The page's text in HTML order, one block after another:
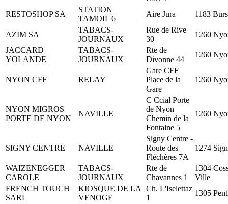
RESTOSHOP SA
STATION
TAMOIL 6
Aire Jura 1183
AZIM SA
TABACS-
JOURNAUX
Rue de Rive
30
1260
JACCARD
YOLANDE
TABACS-
JOURNAUX
Rte de
Divonne 44
1260
NYON CFF RELAY
Gare CFF
Place de la
Gare
1260
NYON MIGROS
PORTE DE NYON
NAVILLE
C Ccial Porte
de Nyon
Chemin de la
Fontaine 5
1260
SIGNY CENTRE NAVILLE
Signy Centre -
Route des
Fléchères 7A
1274
WAIZENEGGER
CAROLE
TABACS-
JOURNAUX
Rte de
Chavannes 1
1304
Ville
FRENCH TOUCH
SARL
KIOSQUE DE LA
VENOGE
Ch. L'Iselettaz
1
1305